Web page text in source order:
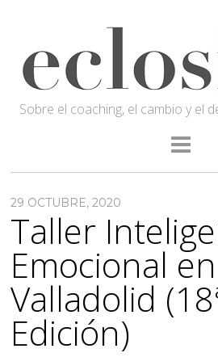
Sobre el coaching, el cambio y el
29 OCTUBRE, 2020
Taller
Emocional en
Valladolid
Edición)